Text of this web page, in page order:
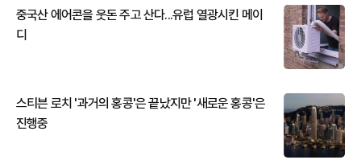
중국산 에어콘을 웃돈 주고 산다...유럽 열광시킨 메이
디
스티븐 로치 '과거의 홍콩'은 끝났지만 '새로운 홍콩'은
진행중